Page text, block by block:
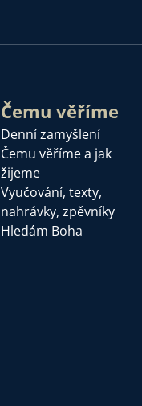
Čemu věříme
Denní zamyšlení
Čemu věříme a jak
žijeme
Vyučování, texty,
nahrávky, zpěvníky
Hledám Boha